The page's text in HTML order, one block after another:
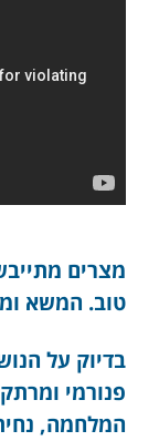
מצרים
טוב. המשא
בדיוק על
פנורמי
המלחמה,